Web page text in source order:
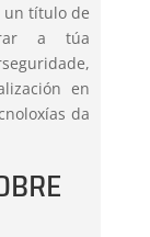
un título de
a túa
en
da